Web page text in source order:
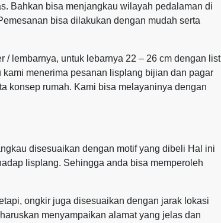
Bahkan bisa menjangkau wilayah pedalaman di
bisa dilakukan dengan mudah serta
/ lembarnya, untuk lebarnya 22 – 26 cm dengan list
menerima pesanan lisplang bijian dan pagar
konsep rumah. Kami bisa melayaninya dengan
disesuaikan dengan motif yang dibeli Hal ini
lisplang. Sehingga anda bisa memperoleh
ongkir juga disesuaikan dengan jarak lokasi
menyampaikan alamat yang jelas dan